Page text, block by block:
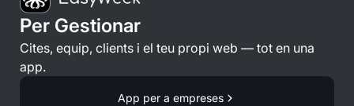
Per Gestionar
Cites, equip, clients i el teu propi web — tot en una
app.
App per a empreses